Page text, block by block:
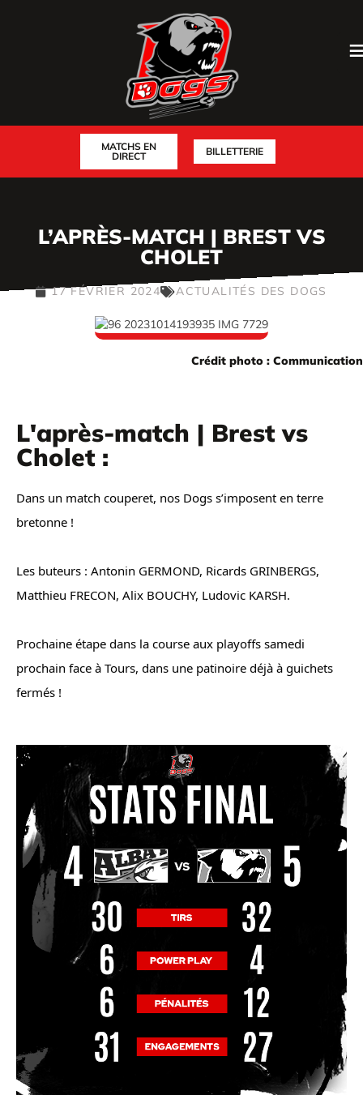
MATCHS EN
DIRECT
BILLETTERIE
L’APRÈS-MATCH | BREST VS
CHOLET
17 FÉVRIER 2024 ACTUALITÉS DES DOGS
Crédit photo :
L'après-match | Brest vs
Cholet :
Dans un match couperet, nos Dogs s’imposent en terre
bretonne !
Les buteurs : Antonin GERMOND, Ricards GRINBERGS,
Matthieu FRECON, Alix BOUCHY, Ludovic KARSH.
Prochaine étape dans la course aux playoffs samedi
prochain face à Tours, dans une patinoire déjà à guichets
fermés !